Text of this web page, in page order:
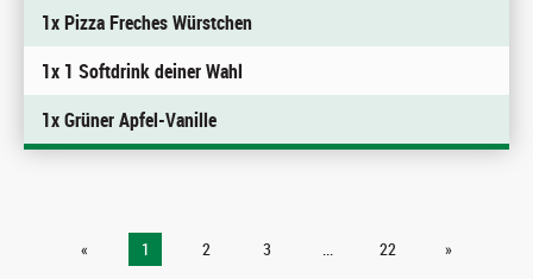
1x Pizza Freches Würstchen
1x 1 Softdrink deiner Wahl
1x Grüner Apfel-Vanille
« 1 2 3 ... 22 »